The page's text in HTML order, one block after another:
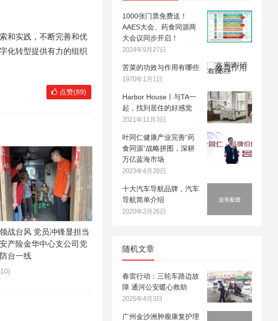
和实践，不断完善和优
化转型提供有力的组织
点赞(89)
战台风 党员冲锋显担当
产险金华中心支公司党
台一线
1000张门票免费送！
AAES大会、药食同源两
大会议同步开启！
2024年9月27日
苦菜的功效与作用有哪些
1970年1月1日
Harbor House丨与TA一
起，找到居住的好感觉
2021年11月3日
叶同仁健康产业完善“药
食同源”战略拼图，深耕
万亿蓝海市场
2023年4月28日
十大汽车导航品牌，汽车
导航简单介绍
2020年2月26日
随机文章
春雷行动：三轮车路边故
障 通河公安暖心救助
2025年4月3日
广州金沙洲肿瘤康复护理